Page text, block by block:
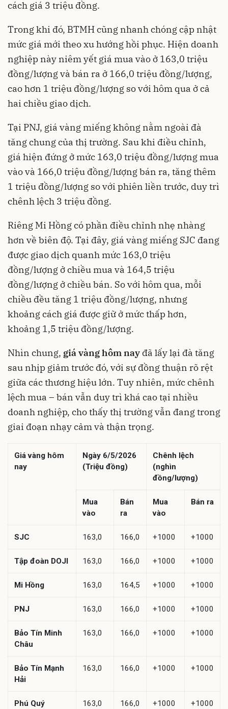
cách giá 3 triệu đồng.
Trong khi đó, BTMH cũng nhanh chóng cập nhật
mức giá mới theo xu hướng hồi phục. Hiện doanh
nghiệp này niêm yết giá mua vào ở 163,0 triệu
đồng/lượng và bán ra ở 166,0 triệu đồng/lượng,
cao hơn 1 triệu đồng/lượng so với hôm qua ở cả
hai chiều giao dịch.
Tại PNJ, giá vàng miếng không nằm ngoài đà
tăng chung của thị trường. Sau khi điều chỉnh,
giá hiện đứng ở mức 163,0 triệu đồng/lượng mua
vào và 166,0 triệu đồng/lượng bán ra, tăng thêm
1 triệu đồng/lượng so với phiên liền trước, duy trì
chênh lệch 3 triệu đồng.
Riêng Mi Hồng có phần điều chỉnh nhẹ nhàng
hơn về biên độ. Tại đây, giá vàng miếng SJC đang
được giao dịch quanh mức 163,0 triệu
đồng/lượng ở chiều mua và 164,5 triệu
đồng/lượng ở chiều bán. So với hôm qua, mỗi
chiều đều tăng 1 triệu đồng/lượng, nhưng
khoảng cách giá được giữ ở mức thấp hơn,
khoảng 1,5 triệu đồng/lượng.
Nhìn chung, giá vàng hôm nay đã lấy lại đà tăng
sau nhịp giảm trước đó, với sự đồng thuận rõ rệt
giữa các thương hiệu lớn. Tuy nhiên, mức chênh
lệch mua – bán vẫn duy trì khá cao tại nhiều
doanh nghiệp, cho thấy thị trường vẫn đang trong
giai đoạn nhạy cảm và thận trọng.
Giá vàng hôm
nay
Ngày 6/5/2026
(Triệu đồng)
Chênh lệch
(nghìn
đồng/lượng)
Mua
vào
Bán
ra
Mua
vào
Bán ra
SJC 163,0 166,0 +1000 +1000
Tập đoàn DOJI 163,0 166,0 +1000 +1000
Mi Hồng 163,0 164,5 +1000 +1000
PNJ 163,0 166,0 +1000 +1000
Bảo Tín Minh
Châu
163,0 166,0 +1000 +1000
Bảo Tín Mạnh
Hải
163,0 166,0 +1000 +1000
Phú Quý 163,0 166,0 +1000 +1000